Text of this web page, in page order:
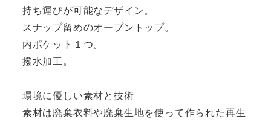
持ち運びが可能なデザイン。
スナップ留めのオープントップ。
内ポケット１つ。
撥水加工。
環境に優しい素材と技術
素材は廃棄衣料や廃棄生地を使って作られた再生